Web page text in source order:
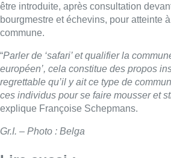
être introduite, après consultation
bourgmestre et échevins, pour atteinte
commune.
“Parler de ‘safari’ et qualifier la
européen’, cela constitue des propos
regrettable qu’il y ait ce type de
ces individus pour se faire mousser et
explique Françoise Schepmans.
Gr.I. – Photo : Belga